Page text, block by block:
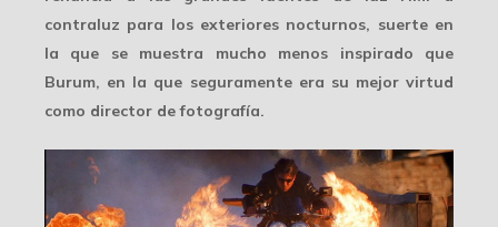
contraluz para los exteriores nocturnos, suerte en
la que se muestra mucho menos inspirado que
Burum, en la que seguramente era su mejor virtud
como director de fotografía.